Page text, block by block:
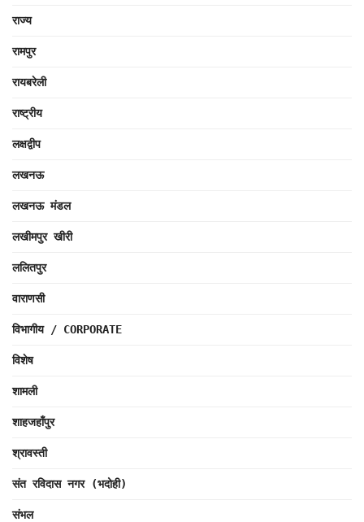
राज्य
रामपुर
रायबरेली
राष्ट्रीय
लक्षद्वीप
लखनऊ
लखनऊ मंडल
लखीमपुर खीरी
ललितपुर
वाराणसी
विभागीय / CORPORATE
विशेष
शामली
शाहजहाँपुर
श्रावस्ती
संत रविदास नगर (भदोही)
संभल